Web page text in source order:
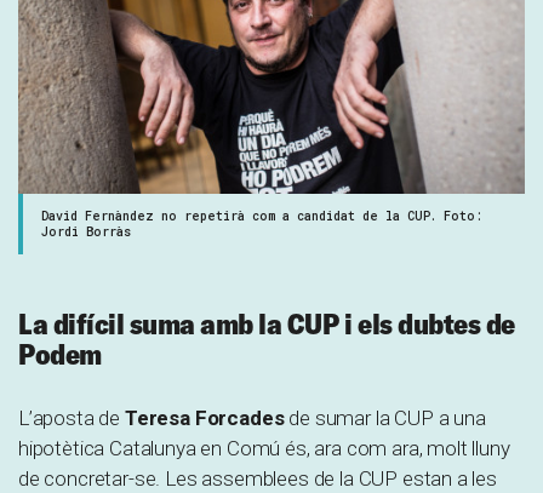
David Fernàndez no repetirà com a candidat de la CUP. Foto:
Jordi Borràs
La difícil suma amb la CUP i els dubtes de
Podem
L’aposta de Teresa Forcadesde sumar la CUP a una
hipotètica Catalunya en Comú és, ara com ara, molt lluny
de concretar-se. Les assemblees de la CUP estan a les